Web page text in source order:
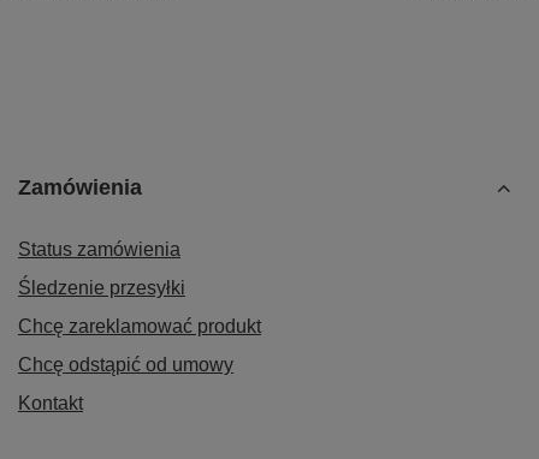
Zamówienia
Status zamówienia
Śledzenie przesyłki
Chcę zareklamować produkt
Chcę odstąpić od umowy
Kontakt